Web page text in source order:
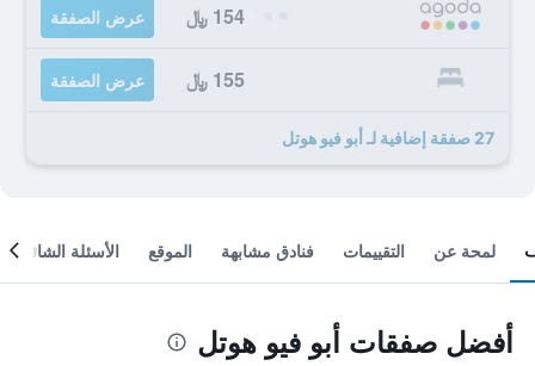
154 ﷼ عرض الصفقة
155 ﷼ عرض الصفقة
27 صفقة إضافية لـ أبو فيو هوتل
لمحة عن التقييمات فنادق مشابهة الموقع الأسئلة الشائعة
أفضل صفقات أبو فيو هوتل